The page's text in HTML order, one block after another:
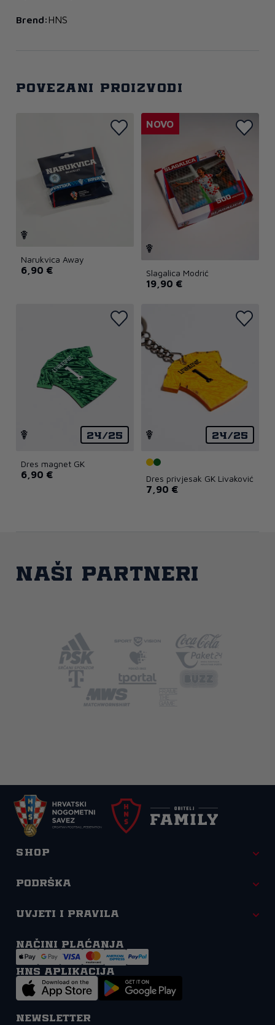
Brend: HNS
Povezani proizvodi
Narukvica Away
6,90 €
NOVO
Slagalica Modrić
19,90 €
24/25
Dres magnet GK
6,90 €
24/25
Dres privjesak GK Livaković
7,90 €
Naši partneri
Shop
Podrška
Uvjeti i pravila
Načini plaćanja
HNS APLIKACIJA
Newsletter